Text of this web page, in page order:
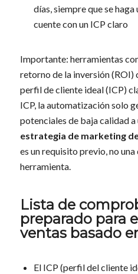
días, siempre que se
cuente con un ICP claro
Importante: herramientas
retorno de la inversión (ROI)
perfil de cliente ideal (ICP)
ICP, la automatización solo
potenciales de baja calidad
estrategia de marketing
es un requisito previo, no
herramienta.
Lista de
preparado para
ventas basado
El ICP (perfil del cliente